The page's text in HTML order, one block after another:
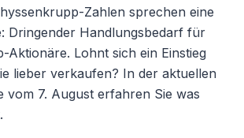
Zahlen sprechen eine
Dringender Handlungsbedarf für
Aktionäre. Lohnt sich ein Einstieg
lieber verkaufen? In der aktuellen
vom 7. August erfahren Sie was